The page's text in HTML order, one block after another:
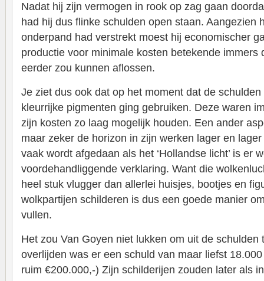
Nadat hij zijn vermogen in rook op zag gaan
had hij dus flinke schulden open staan. Aangezien
onderpand had verstrekt moest hij economischer
productie voor minimale kosten betekende immers
eerder zou kunnen aflossen.
Je ziet dus ook dat op het moment dat de
kleurrijke pigmenten ging gebruiken. Deze waren
zijn kosten zo laag mogelijk houden. Een ander
maar zeker de horizon in zijn werken lager en
vaak wordt afgedaan als het ‘Hollandse licht’ is er
voordehandliggende verklaring. Want die
heel stuk vlugger dan allerlei huisjes, bootjes en
wolkpartijen schilderen is dus een goede manier
vullen.
Het zou Van Goyen niet lukken om uit de schulden
overlijden was er een schuld van maar liefst
ruim €200.000,-) Zijn schilderijen zouden later als